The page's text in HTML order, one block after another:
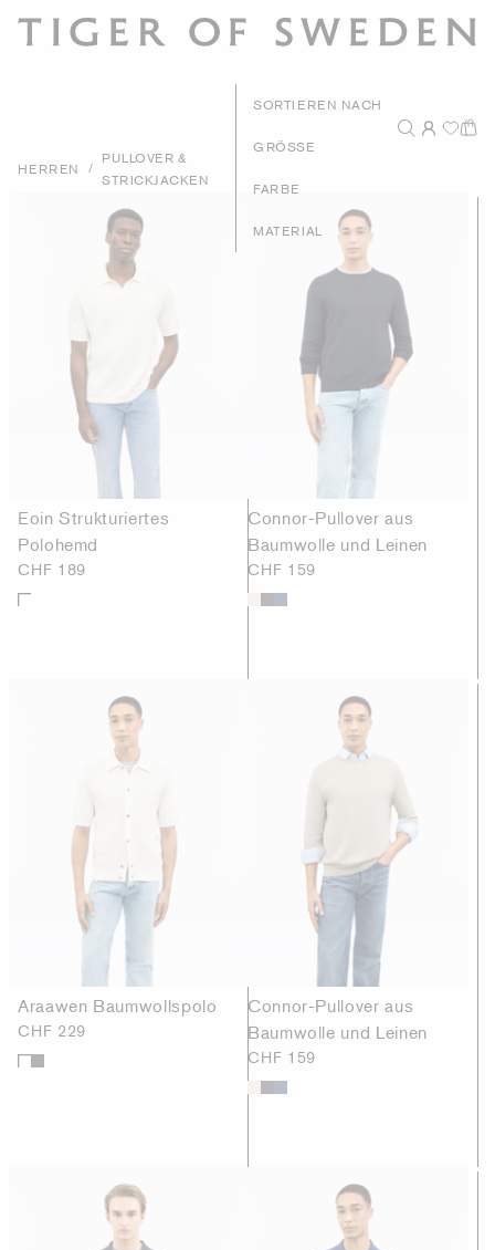
HERREN /
PULLOVER &
STRICKJACKEN
SORTIEREN NACH
GRÖSSE
FARBE
MATERIAL
Eoin Strukturiertes
Polohemd
CHF 189
Connor-Pullover aus
Baumwolle und Leinen
CHF 159
Araawen Baumwollspolo
CHF 229
Connor-Pullover aus
Baumwolle und Leinen
CHF 159